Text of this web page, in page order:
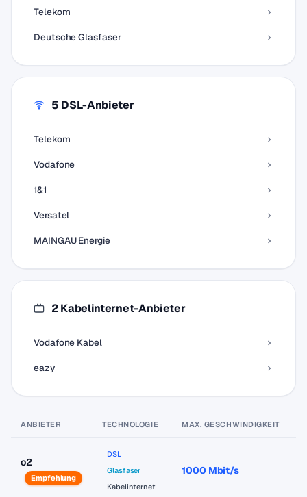
Telekom
Deutsche Glasfaser
5 DSL-Anbieter
Telekom
Vodafone
1&1
Versatel
MAINGAU Energie
2 Kabelinternet-Anbieter
Vodafone Kabel
eazy
ANBIETER TECHNOLOGIE MAX. GESCHWINDIGKEIT
o2
Empfehlung
DSL
Glasfaser
Kabelinternet
1000 Mbit/s